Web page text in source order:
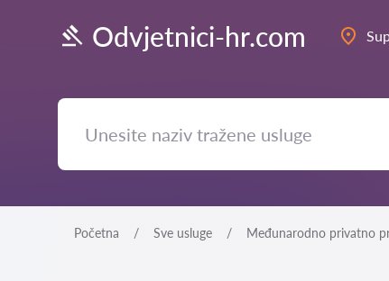
Odvjetnici-hr.com
Početna Sve usluge Međunarodno privatno